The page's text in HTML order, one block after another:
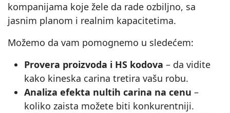
kompanijama koje žele da rade ozbiljno, sa
jasnim planom i realnim kapacitetima.
Možemo da vam pomognemo u sledećem:
Provera proizvoda i HS kodova – da vidite
kako kineska carina tretira vašu robu.
Analiza efekta nultih carina na cenu –
koliko zaista možete biti konkurentniji.